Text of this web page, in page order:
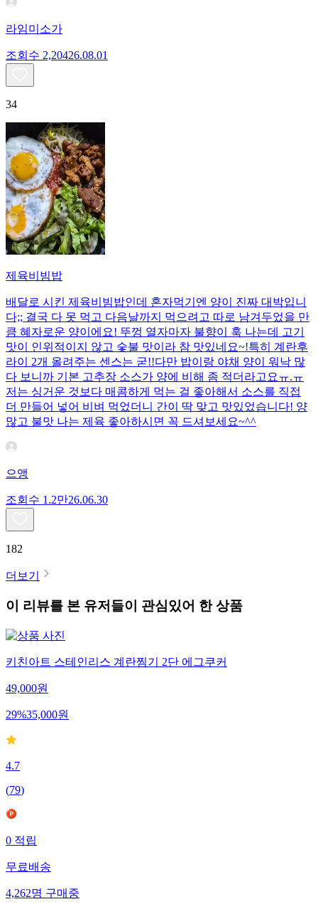
라임미소가
조회수 2,20426.08.01
34
제육비빔밥
배달로 시킨 제육비빔밥인데 혼자먹기엔 양이 진짜 대박입니
다;; 결국 다 못 먹고 다음날까지 먹으려고 따로 남겨두었을 만
큼 혜자로운 양이에요! 뚜껑 열자마자 불향이 훅 나는데 고기
맛이 인위적이지 않고 숯불 맛이라 참 맛있네요~!특히 계란후
라이 2개 올려주는 센스는 굳!! ​다만 밥이랑 야채 양이 워낙 많
다 보니까 기본 고추장 소스가 양에 비해 좀 적더라고요ㅠ.ㅠ
저는 싱거운 것보다 매콤하게 먹는 걸 좋아해서 소스를 직접
더 만들어 넣어 비벼 먹었더니 간이 딱 맞고 맛있었습니다! 양
많고 불맛 나는 제육 좋아하시면 꼭 드셔보세요~^^
으앵
조회수 1.2만26.06.30
182
더보기
이 리뷰를 본 유저들이 관심있어 한 상품
키친아트 스테인리스 계란찜기 2단 에그쿠커
49,000원
29%35,000원
4.7
(79)
0 적립
무료배송
4,262명 구매중